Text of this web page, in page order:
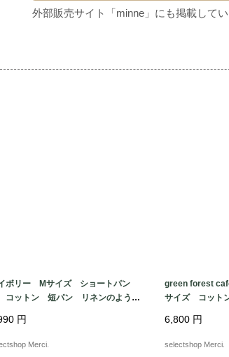
します。
ボリー Mサイズ ショートパン
ットン 短パン リネンのような
TURKEY
円
Merci.
green forest
サイズ コット
c made in
6,800 円
selectshop Merci.